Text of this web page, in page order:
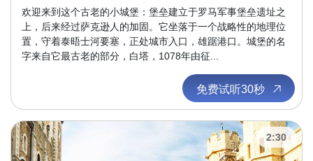
欢迎来到这个古老的小城堡：堡垒建立于罗马军事堡垒遗址之
上，后来经过萨克逊人的加固。它坐落于一个战略性的地理位
置，守着泰晤士河要塞，正处城市入口，雄踞港口。城堡的名
字来自它最古老的部分，白塔，1078年由征...
免费试听30秒
2:30